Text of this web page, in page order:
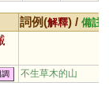
詞例(解釋) / 備註
調 不生草木的山